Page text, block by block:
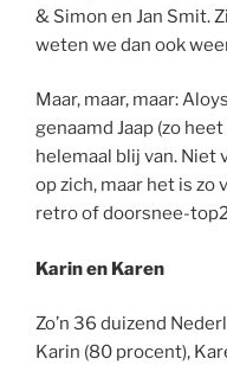
& Simon en Jan Smit.
weten we dan ook
Maar, maar, maar:
genaamd Jaap (zo
helemaal blij van. Niet
op zich, maar het is
retro of doorsnee-
Karin en Karen
Zo’n 36 duizend
Karin (80 procent),